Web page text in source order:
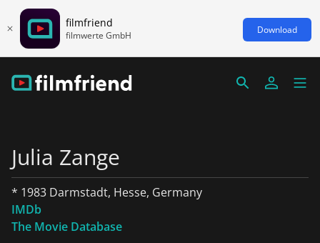
filmfriend
filmwerte GmbH Download
Julia Zange
* 1983 Darmstadt, Hesse, Germany
IMDb
The Movie Database